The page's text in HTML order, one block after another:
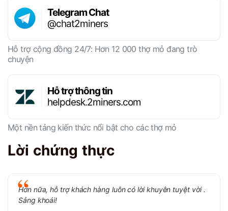
Telegram Chat
@chat2miners
Hỗ trợ cộng đồng 24/7: Hơn 12 000 thợ mỏ đang trò
chuyện
Hỗ trợ thông tin
helpdesk.2miners.com
Một nền tảng kiến ​​thức nổi bật cho các thợ mỏ
Lời chứng thực
Hơn nữa, hỗ trợ khách hàng luôn có lời khuyên tuyệt vời .
Sảng khoái!